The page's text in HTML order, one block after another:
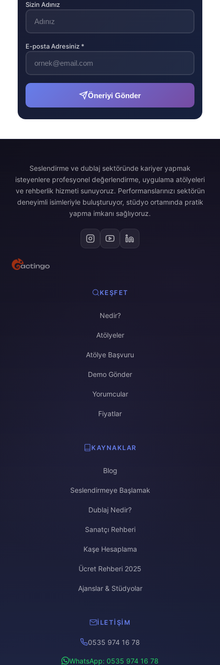
Sizin Adınız
E-posta Adresiniz *
Öneriyi Gönder
Seslendirme ve dublaj sektöründe kariyer yapmak
isteyenlere profesyonel değerlendirme, uygulama atölyeleri
ve rehberlik hizmeti sunuyoruz. Performanslarınızı sektörün
deneyimli isimleriyle buluşturuyor, stüdyo ortamında pratik
yapma imkanı sağlıyoruz.
KEŞFET
Nedir?
Atölyeler
Atölye Başvuru
Demo Gönder
Yorumcular
Fiyatlar
KAYNAKLAR
Blog
Seslendirmeye Başlamak
Dublaj Nedir?
Sanatçı Rehberi
Kaşe Hesaplama
Ücret Rehberi 2025
Ajanslar & Stüdyolar
İLETIŞIM
0535 974 16 78
WhatsApp: 0535 974 16 78